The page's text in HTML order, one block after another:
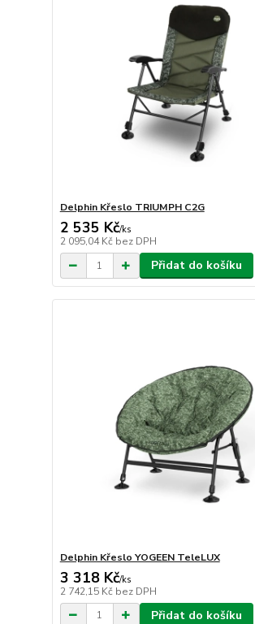
Delphin Křeslo TRIUMPH C2G
2 535 Kč/ks
2 095,04 Kč bez DPH
Přidat do košíku
Delphin Křeslo YOGEEN TeleLUX
3 318 Kč/ks
2 742,15 Kč bez DPH
Přidat do košíku